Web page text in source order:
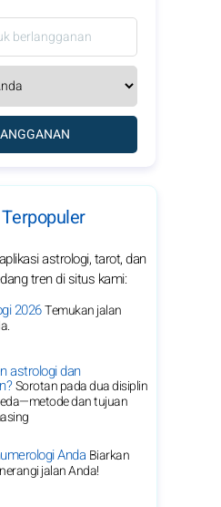
astrologi, tarot, dan
tren di situs kami:
2026Temukan jalan
astrologi dan
Sorotan pada dua disiplin
dan tujuan
Anda Biarkan
jalan Anda!